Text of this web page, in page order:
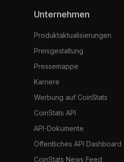
Unternehmen
Produktaktualisierungen
Preisgestaltung
Pressemappe
Karriere
Werbung auf CoinStats
CoinStats API
API-Dokumente
Öffentliches API Dashboard
CoinStats News Feed